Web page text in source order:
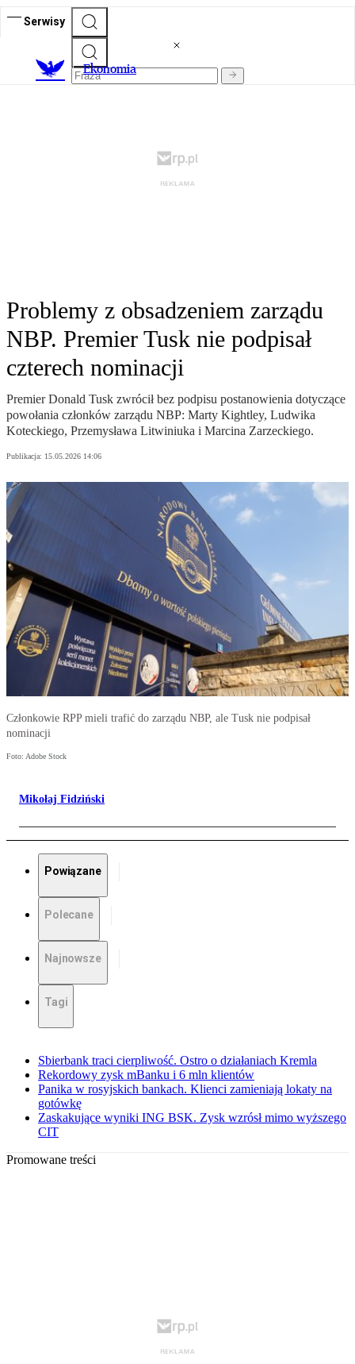
Serwisy
Ekonomia
Problemy z obsadzeniem zarządu
NBP. Premier Tusk nie podpisał
czterech nominacji
Premier Donald Tusk zwrócił bez podpisu postanowienia dotyczące
powołania członków zarządu NBP: Marty Kightley, Ludwika
Koteckiego, Przemysława Litwiniuka i Marcina Zarzeckiego.
Publikacja: 15.05.2026 14:06
Członkowie RPP mieli trafić do zarządu NBP, ale Tusk nie podpisał
nominacji
Foto: Adobe Stock
Mikołaj Fidziński
Powiązane
Polecane
Najnowsze
Tagi
Sbierbank traci cierpliwość. Ostro o działaniach Kremla
Rekordowy zysk mBanku i 6 mln klientów
Panika w rosyjskich bankach. Klienci zamieniają lokaty na
gotówkę
Zaskakujące wyniki ING BSK. Zysk wzrósł mimo wyższego
CIT
Promowane treści